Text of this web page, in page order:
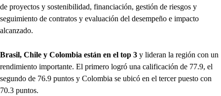
de proyectos y sostenibilidad, financiación, gestión de riesgos y
seguimiento de contratos y evaluación del desempeño e impacto
alcanzado.
Brasil, Chile y Colombia están en el top 3 y lideran la región con un
rendimiento importante. El primero logró una calificación de 77.9, el
segundo de 76.9 puntos y Colombia se ubicó en el tercer puesto con
70.3 puntos.